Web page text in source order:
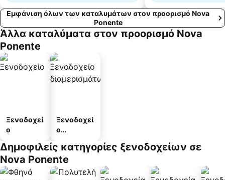
Εμφάνιση όλων των καταλυμάτων στον προορισμό Nova
Ponente
Άλλα καταλύματα στον προορισμό Nova
Ponente
Ξενοδοχεί
ο
Ξενοδοχεί
ο
άτων
Δημοφιλείς κατηγορίες ξενοδοχείων σε
Nova Ponente